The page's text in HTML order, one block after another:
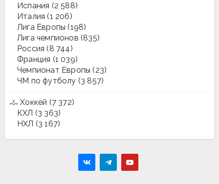
Испания (2 588)
Италия (1 206)
Лига Европы (198)
Лига чемпионов (835)
Россия (8 744)
Франция (1 039)
Чемпионат Европы (23)
ЧМ по футболу (3 857)
Хоккей (7 372)
КХЛ (3 363)
НХЛ (3 167)